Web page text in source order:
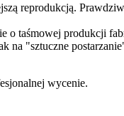
reprodukcją.
o taśmowej produkcji
na "sztuczne
wycenie.